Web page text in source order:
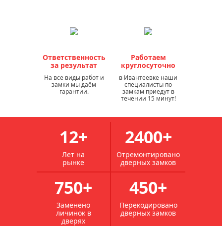
Ответственность
за результат
На все виды работ и
замки мы даём
гарантии.
Работаем
круглосуточно
в Ивантеевке наши
специалисты по
замкам приедут в
течении 15 минут!
12+
Лет на
рынке
2400+
Отремонтировано
дверных замков
750+
Заменено
личинок в
дверях
450+
Перекодировано
дверных замков